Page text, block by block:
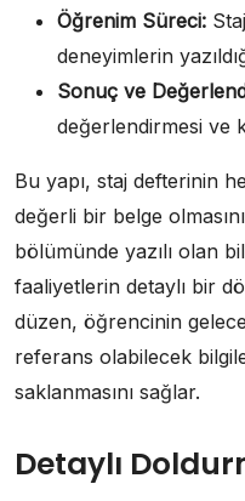
Öğrenim Süreci:
deneyimlerin
Sonuç ve
değerlendirmesi ve
Bu yapı, staj defterinin
değerli bir belge
bölümünde yazılı olan
faaliyetlerin detaylı bir
düzen, öğrencinin
referans olabilecek
saklanmasını sağlar.
Detaylı